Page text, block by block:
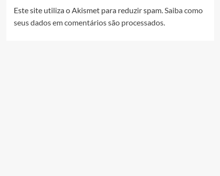
Este site utiliza o Akismet para reduzir spam. Saiba como
seus dados em comentários são processados.